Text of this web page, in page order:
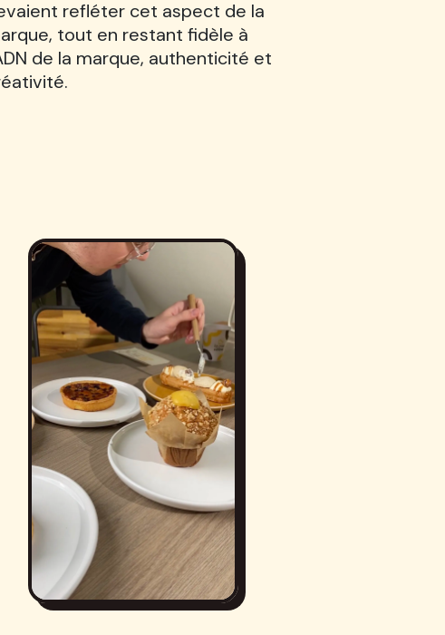
refléter cet aspect de la
tout en restant fidèle à
de la marque, authenticité et